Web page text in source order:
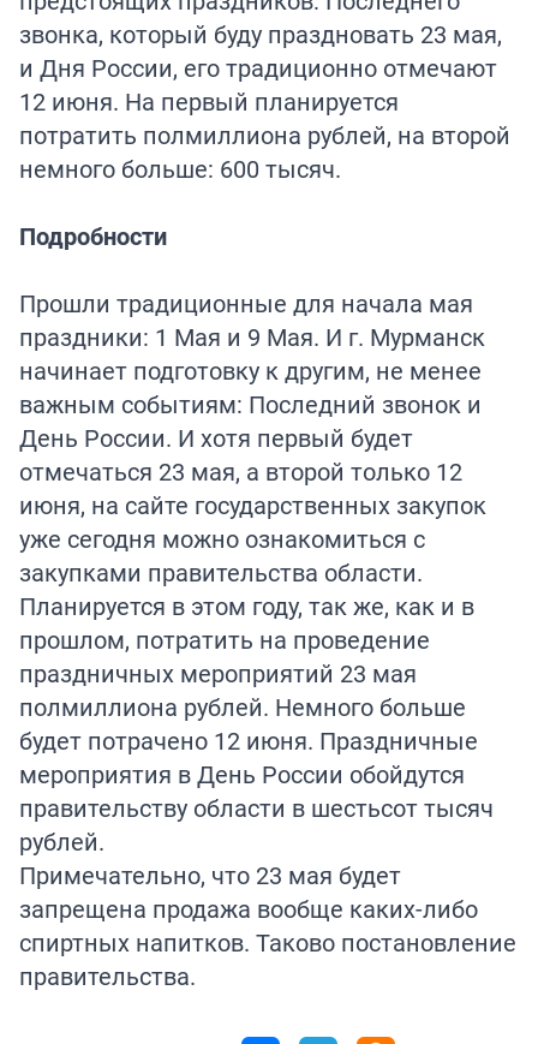
звонка, который буду праздновать 23 мая,
и Дня России, его традиционно отмечают
12 июня. На первый планируется
потратить полмиллиона рублей, на второй
немного больше: 600 тысяч.
Подробности
Прошли традиционные для начала мая
праздники: 1 Мая и 9 Мая. И г. Мурманск
начинает подготовку к другим, не менее
важным событиям: Последний звонок и
День России. И хотя первый будет
отмечаться 23 мая, а второй только 12
июня, на сайте государственных закупок
уже сегодня можно ознакомиться с
закупками правительства области.
Планируется в этом году, так же, как и в
прошлом, потратить на проведение
праздничных мероприятий 23 мая
полмиллиона рублей. Немного больше
будет потрачено 12 июня. Праздничные
мероприятия в День России обойдутся
правительству области в шестьсот тысяч
рублей.
Примечательно, что 23 мая будет
запрещена продажа вообще каких-либо
спиртных напитков. Таково постановление
правительства.